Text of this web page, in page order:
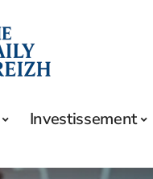
Investissement